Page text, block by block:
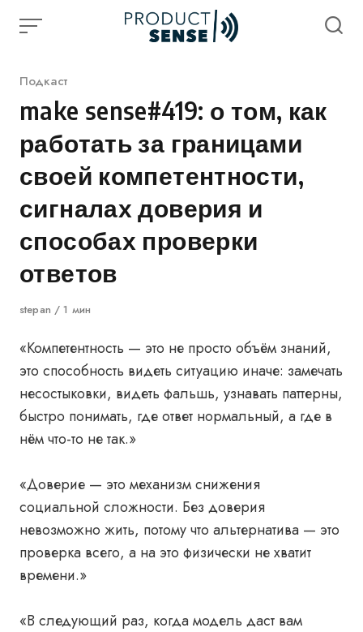
Категория
Подкаст
make sense#419: о том, как
работать за границами
своей компетентности,
сигналах доверия и
способах проверки
ответов
Автор
stepan 1 мин
«Компетентность — это не просто объём знаний,
это способность видеть ситуацию иначе: замечать
несостыковки, видеть фальшь, узнавать паттерны,
быстро понимать, где ответ нормальный, а где в
нём что-то не так.»
«Доверие — это механизм снижения
социальной сложности. Без доверия
невозможно жить, потому что альтернатива — это
проверка всего, а на это физически не хватит
времени.»
«В следующий раз, когда модель даст вам